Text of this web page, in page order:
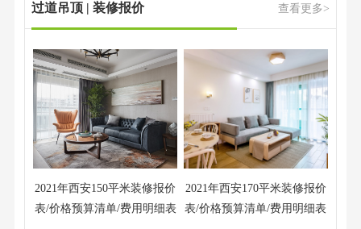
过道吊顶 | 装修报价 查看更多>
2021年西安150平米装修报价
表/价格预算清单/费用明细表
2021年西安170平米装修报价
表/价格预算清单/费用明细表